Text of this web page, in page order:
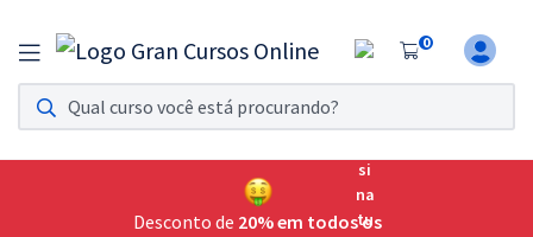
0
Assinatura Ilimitada 11
Acesso a todos os cursos. Teste grátis por 7 dias!
Assinatura OAB Até Passar
Acesso ilimitado a toda preparação para o Exame da
Desconto de 20% em todos os